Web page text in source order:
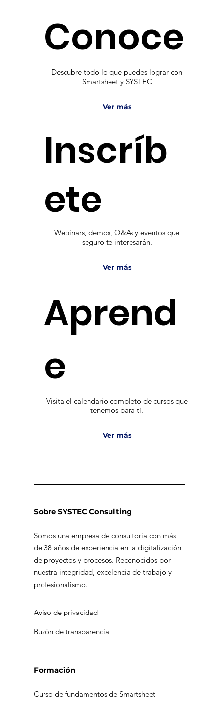
Conoce
Descubre todo lo que puedes lograr con
Smartsheet y SYSTEC
Ver más
Aprend
e
Visita el calendario completo de cursos que
tenemos para ti.
Ver más
Inscríb
ete
Webinars, demos, Q&As y eventos que
seguro te interesarán.
Ver más
Formación
Curso de fundamentos de Smartsheet
Sobre SYSTEC Consulting
Somos una empresa de consultoría con más
de 38 años de experiencia en la digitalización
de proyectos y procesos. Reconocidos por
nuestra integridad, excelencia de trabajo y
profesionalismo.
Aviso de privacidad
Buzón de transparencia